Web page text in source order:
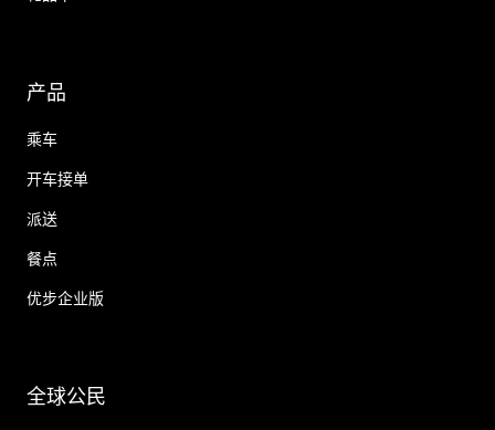
产品
乘车
开车接单
派送
餐点
优步企业版
全球公民